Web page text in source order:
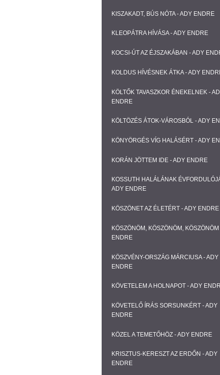
KISZAKADT, BÚS NÓTA - ADY ENDRE
KLEOPÁTRA HÍVÁSA - ADY ENDRE
KOCSI-ÚT AZ ÉJSZAKÁBAN - ADY
KOLDUS HÍVÉSNEK ÁTKA - ADY
KÖLTŐK TAVASZKOR ÉNEKELNEK -
ENDRE
KÖLTÖZÉS ÁTOK-VÁROSBÓL - ADY
KÖNYÖRGÉS VÍG HALÁSÉRT - ADY
KORÁN JÖTTEM IDE - ADY ENDRE
KOSSUTH HALÁLÁNAK
ADY ENDRE
KÖSZÖNET AZ ÉLETÉRT - ADY ENDRE
KÖSZÖNÖM, KÖSZÖNÖM,
ENDRE
KÖSZVÉNY-ORSZÁG MÁRCIUSA - ADY
ENDRE
KÖVETELEM A HOLNAPOT - ADY
KÖVETELŐ ÍRÁS SORSUNKÉRT - ADY
ENDRE
KÖZEL A TEMETŐHÖZ - ADY ENDRE
KRISZTUS-KERESZT AZ ERDŐN - ADY
ENDRE